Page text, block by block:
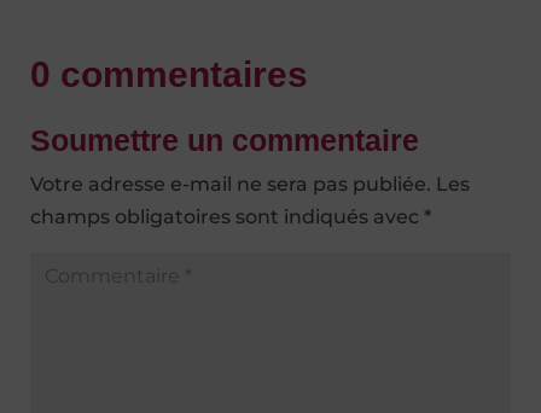
0 commentaires
Soumettre un commentaire
Votre adresse e-mail ne sera pas publiée. Les
champs obligatoires sont indiqués avec *